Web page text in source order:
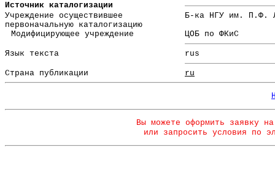
Источник каталогизации
Учреждение осуществившее
первоначальную каталогизацию
Б-ка НГУ им. П.Ф.
Модифицирующее учреждение
ЦОБ по ФКиС
Язык текста rus
Страна публикации ru
Вы можете оформить заявку
или запросить условия по